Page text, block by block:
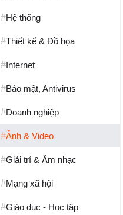
#Hệ thống
#Thiết kế & Đồ họa
#Internet
#Bảo mật, Antivirus
#Doanh nghiệp
#Ảnh & Video
#Giải trí & Âm nhạc
#Mạng xã hội
#Giáo dục - Học tập